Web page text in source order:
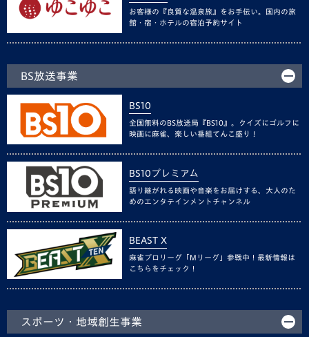
お客様の『良質な温泉旅』をお手伝い。国内の旅
館・宿・ホテルの宿泊予約サイト
BS放送事業
BS10
全国無料のBS放送局『BS10』。クイズにゴルフに
映画に麻雀、楽しい番組てんこ盛り！
BS10プレミアム
語り継がれる映画や音楽をお届けする、大人のた
めのエンタテインメントチャンネル
BEAST X
麻雀プロリーグ「Mリーグ」参戦中！最新情報は
こちらをチェック！
スポーツ・地域創生事業